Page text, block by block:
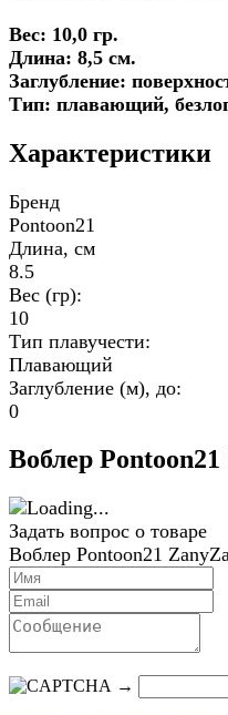
Вес: 10,0 гр.
Длина: 8,5 см.
Заглубление:
Тип: плавающий,
Характеристики
Бренд
Pontoon21
Длина, см
8.5
Вес (гр):
10
Тип плавучести:
Плавающий
Заглубление (м), до:
0
Воблер
Задать вопрос о товаре
Воблер Pontoon21
→